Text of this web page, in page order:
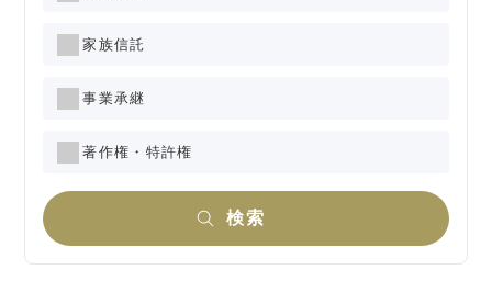
家族信託
事業承継
著作権・特許権
検索